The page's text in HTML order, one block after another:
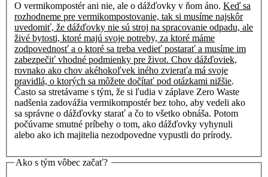
O vermikompostér ani nie, ale o dážďovky v ňom áno. Keď sa
rozhodneme pre vermikompostovanie, tak si musíme najskôr
uvedomiť, že dážďovky nie sú stroj na spracovanie odpadu, ale
živé bytosti, ktoré majú svoje potreby, za ktoré máme
zodpovednosť a o ktoré sa treba vedieť postarať a musíme im
zabezpečiť vhodné podmienky pre život. Chov dážďoviek,
rovnako ako chov akéhokoľvek iného zvieraťa má svoje
pravidlá, o ktorých sa môžete dočítať pod otázkami nižšie.
Často sa stretávame s tým, že si ľudia v záplave Zero Waste
nadšenia zadovážia vermikompostér bez toho, aby vedeli ako
sa správne o dážďovky starať a čo to všetko obnáša. Potom
počúvame smutné príbehy o tom, ako dážďovky vyhynuli
alebo ako ich majitelia nezodpovedne vypustli do prírody.
Ako s tým vôbec začať?